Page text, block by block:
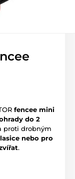
fencee mini
do 2
proti drobným
nebo pro
.